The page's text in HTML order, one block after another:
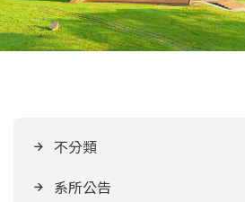
不分類
系所公告